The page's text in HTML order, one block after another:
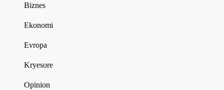
Biznes
Ekonomi
Evropa
Kryesore
Opinion